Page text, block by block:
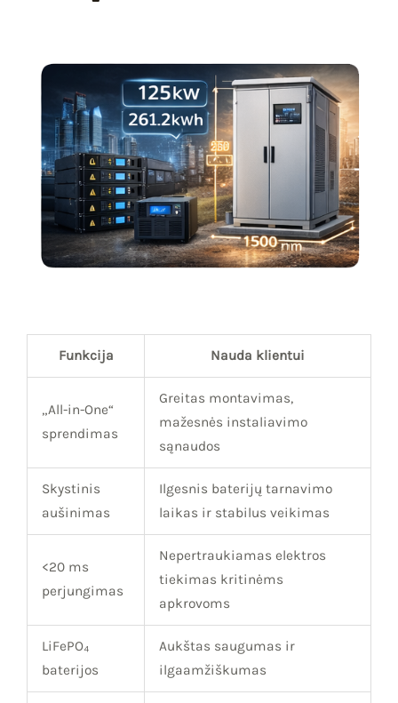
Funkcija Nauda klientui
„All-in-One“
sprendimas
Greitas montavimas,
mažesnės instaliavimo
sąnaudos
Skystinis
aušinimas
Ilgesnis baterijų tarnavimo
laikas ir stabilus veikimas
<20 ms
perjungimas
Nepertraukiamas elektros
tiekimas kritinėms
apkrovoms
LiFePO₄
baterijos
Aukštas saugumas ir
ilgaamžiškumas